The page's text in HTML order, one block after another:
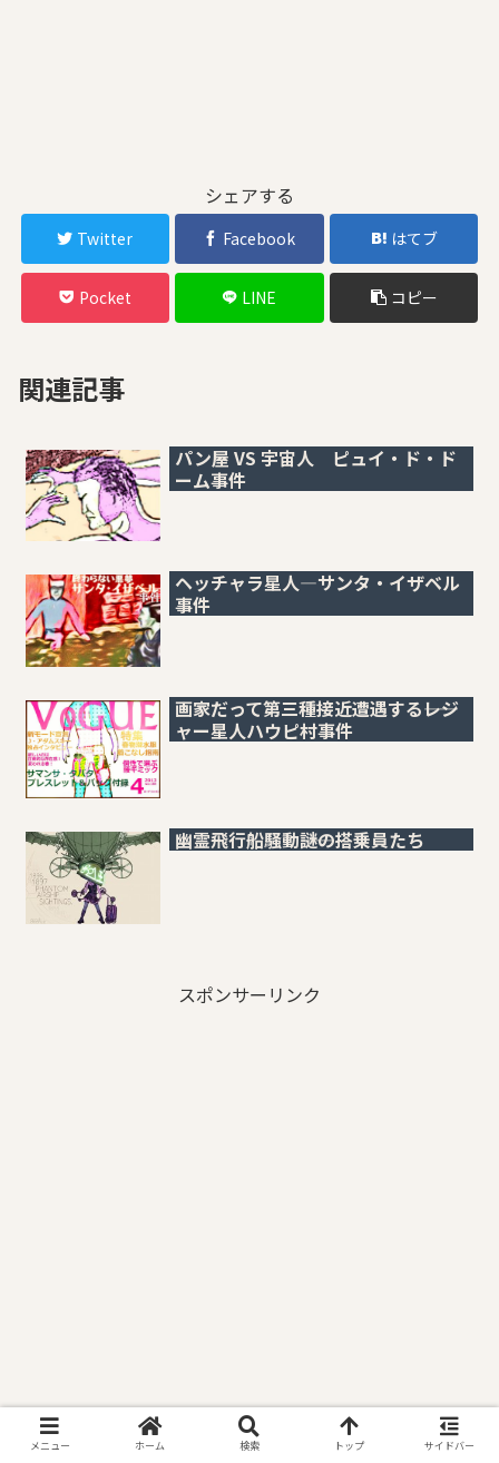
シェアする
Twitter Facebook はてブ
Pocket LINE コピー
関連記事
パン屋 VS 宇宙人 ピュイ・ド・ド
ーム事件
ヘッチャラ星人―サンタ・イザベル
事件
画家だって第三種接近遭遇する――レジ
ャー星人ハウピ村事件
幽霊飛行船騒動――謎の搭乗員たち
スポンサーリンク
メニュー ホーム 検索 トップ サイドバー